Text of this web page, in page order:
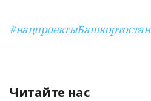
#нацпроектыБашкортостан
Читайте нас